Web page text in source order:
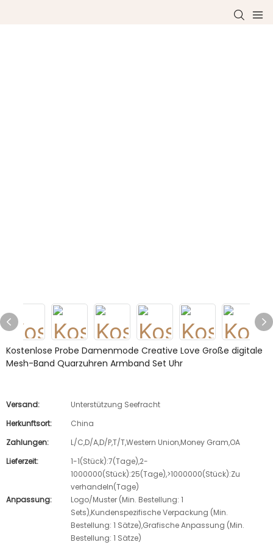
Kostenlose Probe Damenmode Creative Love Große digitale
Mesh-Band Quarzuhren Armband Set Uhr
Versand:
Unterstützung Seefracht
Herkunftsort:
China
Zahlungen:
L/C,D/A,D/P,T/T,Western Union,Money Gram,OA
Lieferzeit:
1-1(Stück):7(Tage),2-
1000000(Stück):25(Tage),>1000000(Stück):Zu
verhandeln(Tage)
Anpassung:
Logo/Muster (Min. Bestellung: 1
Sets),Kundenspezifische Verpackung (Min.
Bestellung: 1 Sätze),Grafische Anpassung (Min.
Bestellung: 1 Sätze)